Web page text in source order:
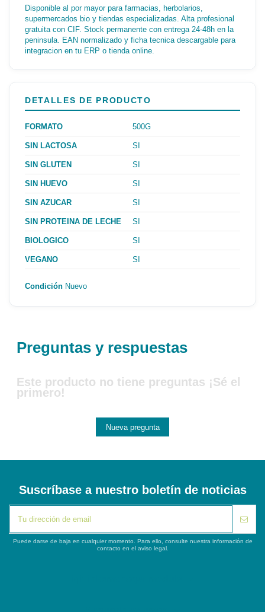
Disponible al por mayor para farmacias, herbolarios,
supermercados bio y tiendas especializadas. Alta profesional
gratuita con CIF. Stock permanente con entrega 24-48h en la
peninsula. EAN normalizado y ficha tecnica descargable para
integracion en tu ERP o tienda online.
DETALLES DE PRODUCTO
FORMATO 500G
SIN LACTOSA SI
SIN GLUTEN SI
SIN HUEVO SI
SIN AZUCAR SI
SIN PROTEINA DE LECHE SI
BIOLOGICO SI
VEGANO SI
Condición Nuevo
Preguntas y respuestas
Este producto no tiene preguntas ¡Sé el
primero!
Nueva pregunta
Suscríbase a nuestro boletín de noticias
Puede darse de baja en cualquier momento. Para ello, consulte nuestra información de
contacto en el aviso legal.